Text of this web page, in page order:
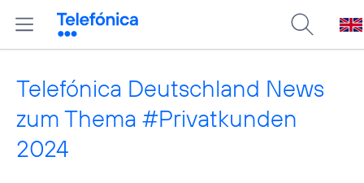
Telefónica Deutschland News
zum Thema #Privatkunden
2024